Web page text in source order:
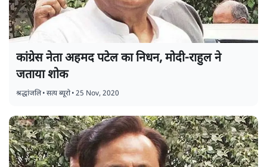
कांग्रेस नेता अहमद पटेल का निधन, मोदी-राहुल ने
जताया शोक
श्रद्धांजलि•सत्य ब्यूरो•25 Nov, 2020